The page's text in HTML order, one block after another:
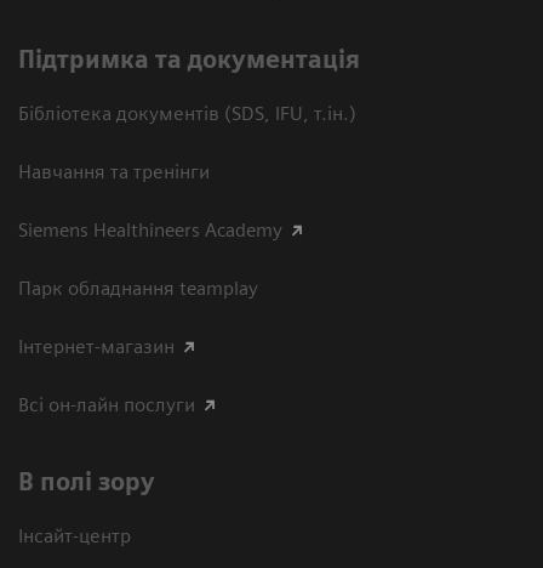
Підтримка та документація
Бібліотека документів (SDS, IFU, т.ін.)
Навчання та тренінги
Siemens Healthineers Academy
Парк обладнання teamplay
Інтернет-магазин
Всі он-лайн послуги
В полі зору
Інсайт-центр